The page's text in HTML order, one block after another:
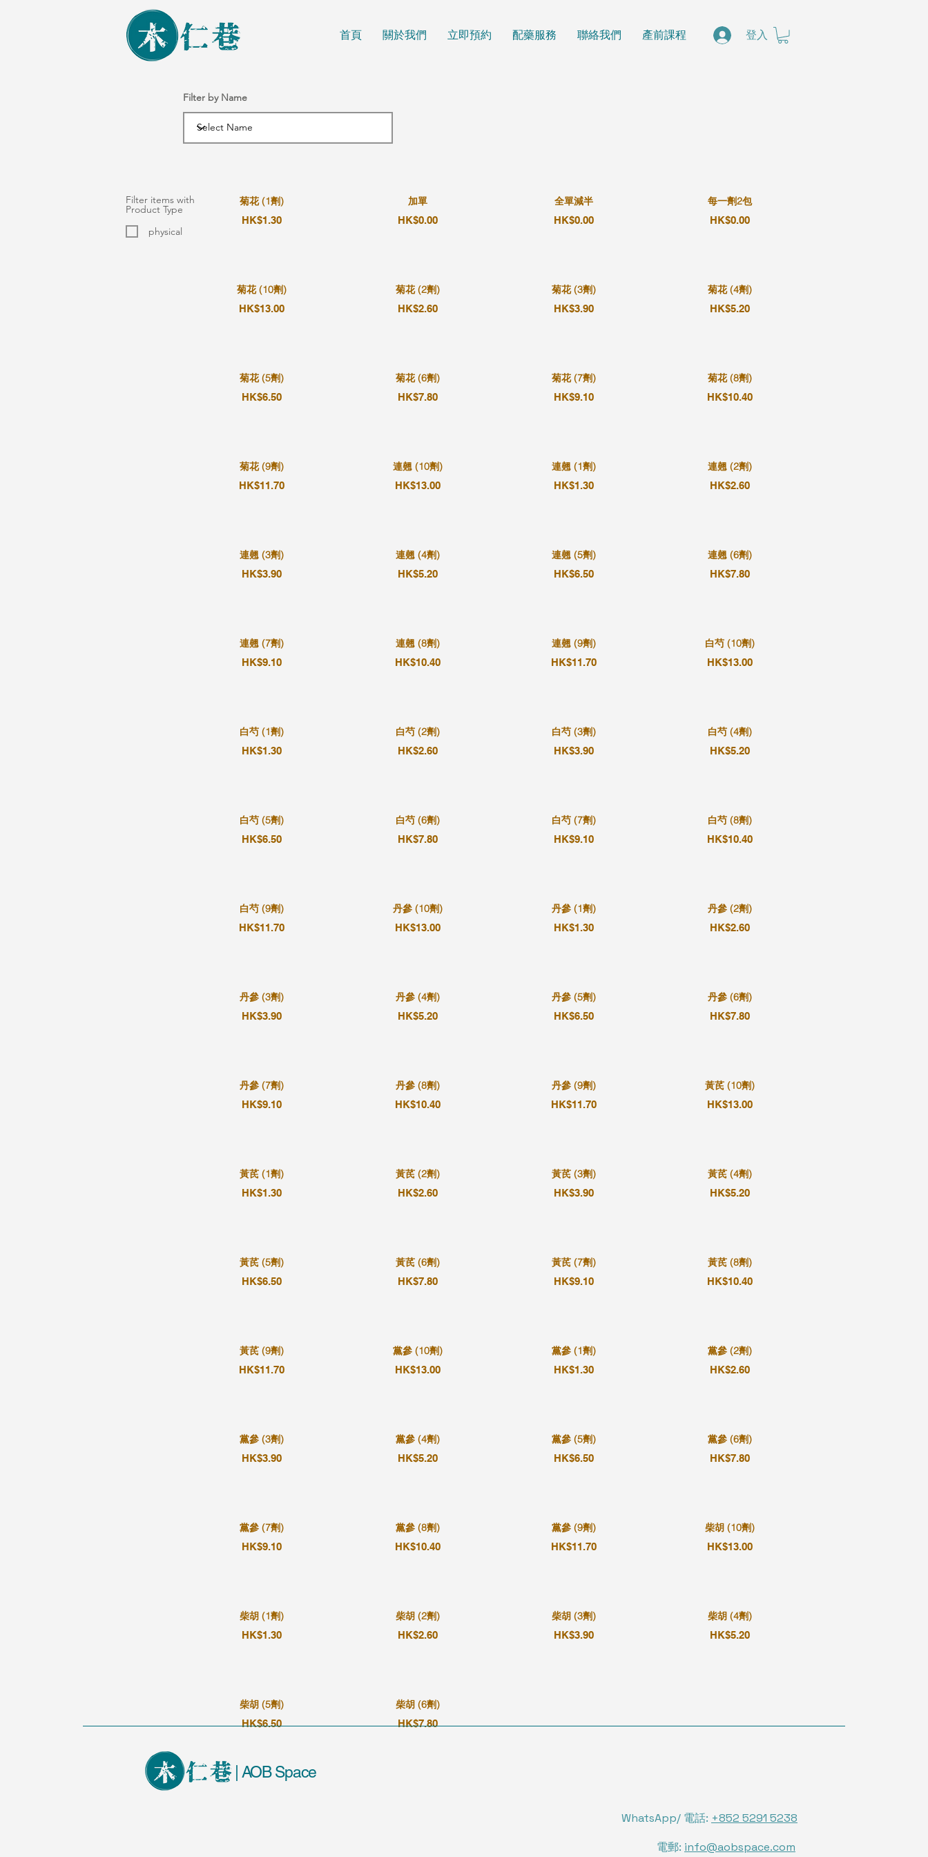
首頁 關於我們 立即預約 配藥服務 聯絡我們 產前課程 登入
Filter by Name
菊花 (1劑)
HK$1.30
菊花 (10劑)
HK$13.00
菊花 (5劑)
HK$6.50
菊花 (9劑)
HK$11.70
連翹 (3劑)
HK$3.90
連翹 (7劑)
HK$9.10
白芍 (1劑)
HK$1.30
白芍 (5劑)
HK$6.50
白芍 (9劑)
HK$11.70
丹參 (3劑)
HK$3.90
丹參 (7劑)
HK$9.10
黃芪 (1劑)
HK$1.30
黃芪 (5劑)
HK$6.50
黃芪 (9劑)
HK$11.70
黨參 (3劑)
HK$3.90
黨參 (7劑)
HK$9.10
柴胡 (1劑)
HK$1.30
柴胡 (5劑)
HK$6.50
加單
HK$0.00
菊花 (2劑)
HK$2.60
菊花 (6劑)
HK$7.80
連翹 (10劑)
HK$13.00
連翹 (4劑)
HK$5.20
連翹 (8劑)
HK$10.40
白芍 (2劑)
HK$2.60
白芍 (6劑)
HK$7.80
丹參 (10劑)
HK$13.00
丹參 (4劑)
HK$5.20
丹參 (8劑)
HK$10.40
黃芪 (2劑)
HK$2.60
黃芪 (6劑)
HK$7.80
黨參 (10劑)
HK$13.00
黨參 (4劑)
HK$5.20
黨參 (8劑)
HK$10.40
柴胡 (2劑)
HK$2.60
柴胡 (6劑)
HK$7.80
全單減半
HK$0.00
菊花 (3劑)
HK$3.90
菊花 (7劑)
HK$9.10
連翹 (1劑)
HK$1.30
連翹 (5劑)
HK$6.50
連翹 (9劑)
HK$11.70
白芍 (3劑)
HK$3.90
白芍 (7劑)
HK$9.10
丹參 (1劑)
HK$1.30
丹參 (5劑)
HK$6.50
丹參 (9劑)
HK$11.70
黃芪 (3劑)
HK$3.90
黃芪 (7劑)
HK$9.10
黨參 (1劑)
HK$1.30
黨參 (5劑)
HK$6.50
黨參 (9劑)
HK$11.70
柴胡 (3劑)
HK$3.90
每一劑2包
HK$0.00
菊花 (4劑)
HK$5.20
菊花 (8劑)
HK$10.40
連翹 (2劑)
HK$2.60
連翹 (6劑)
HK$7.80
白芍 (10劑)
HK$13.00
白芍 (4劑)
HK$5.20
白芍 (8劑)
HK$10.40
丹參 (2劑)
HK$2.60
丹參 (6劑)
HK$7.80
黃芪 (10劑)
HK$13.00
黃芪 (4劑)
HK$5.20
黃芪 (8劑)
HK$10.40
黨參 (2劑)
HK$2.60
黨參 (6劑)
HK$7.80
柴胡 (10劑)
HK$13.00
柴胡 (4劑)
HK$5.20
Filter items with
Product Type
physical
| AOB Space
WhatsApp/ 電話: +852 5291 5238
電郵: info@aobspace.com